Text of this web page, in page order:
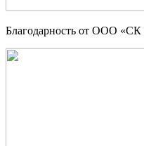
Благодарность от ООО «СК